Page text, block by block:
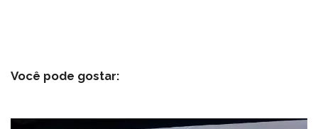
Você pode gostar: